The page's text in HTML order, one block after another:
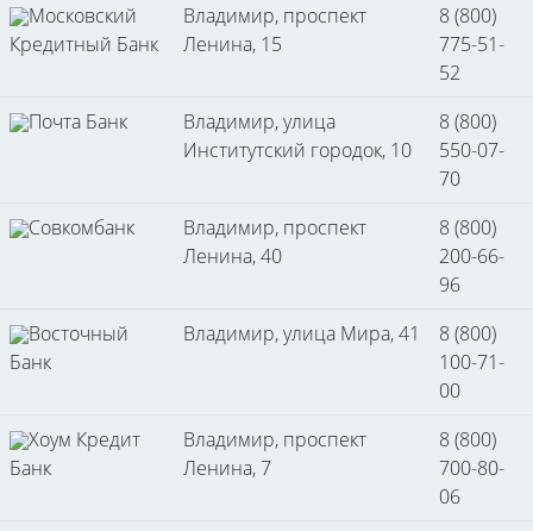
Московский
Кредитный Банк
Владимир, проспект
Ленина, 15
8 (800)
775-51-
52
Почта Банк
Владимир, улица
Институтский городок, 10
8 (800)
550-07-
70
Совкомбанк
Владимир, проспект
Ленина, 40
8 (800)
200-66-
96
Восточный
Банк
Владимир, улица Мира, 41
8 (800)
100-71-
00
Хоум Кредит
Банк
Владимир, проспект
Ленина, 7
8 (800)
700-80-
06